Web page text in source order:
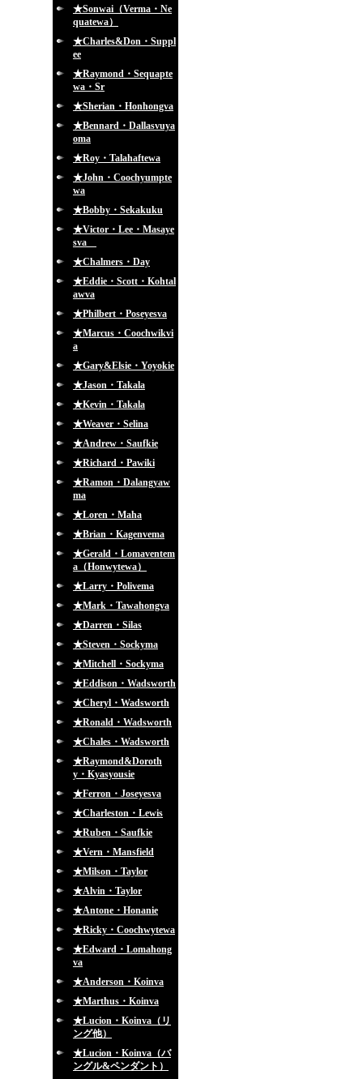
★Sonwai（Verma・Ne
quatewa）
★Charles&Don・Suppl
ee
★Raymond・Sequapte
wa・Sr
★Sherian・Honhongva
★Bennard・Dallasvuya
oma
★Roy・Talahaftewa
★John・Coochyumpte
wa
★Bobby・Sekakuku
★Victor・Lee・Masaye
sva
★Chalmers・Day
★Eddie・Scott・Kohtal
awva
★Philbert・Poseyesva
★Marcus・Coochwikvi
a
★Gary&Elsie・Yoyokie
★Jason・Takala
★Kevin・Takala
★Weaver・Selina
★Andrew・Saufkie
★Richard・Pawiki
★Ramon・Dalangyaw
ma
★Loren・Maha
★Brian・Kagenvema
★Gerald・Lomaventem
a（Honwytewa）
★Larry・Polivema
★Mark・Tawahongva
★Darren・Silas
★Steven・Sockyma
★Mitchell・Sockyma
★Eddison・Wadsworth
★Cheryl・Wadsworth
★Ronald・Wadsworth
★Chales・Wadsworth
★Raymond&Doroth
y・Kyasyousie
★Ferron・Joseyesva
★Charleston・Lewis
★Ruben・Saufkie
★Vern・Mansfield
★Milson・Taylor
★Alvin・Taylor
★Antone・Honanie
★Ricky・Coochwytewa
★Edward・Lomahong
va
★Anderson・Koinva
★Marthus・Koinva
★Lucion・Koinva（リ
ング他）
★Lucion・Koinva（バ
ングル&ペンダント）